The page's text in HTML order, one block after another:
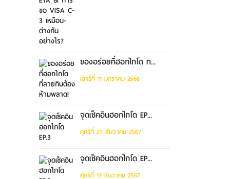
ของอร่อยที่ฮอกไกโด ท...
เสาร์ที่ 11 มกราคม 2568
จุดเช็คอินฮอกไกโด EP...
ศุกร์ที่ 27 ธันวาคม 2567
จุดเช็คอินฮอกไกโด EP...
ศุกร์ที่ 13 ธันวาคม 2567